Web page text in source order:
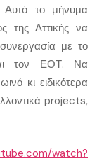
το μήνυμα
της Αττικής να
με το
τον ΕΟΤ. Να
κι ειδικότερα
projects,
watch?